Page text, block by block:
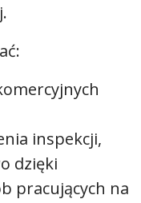
inspekcji,
dzięki
pracujących na